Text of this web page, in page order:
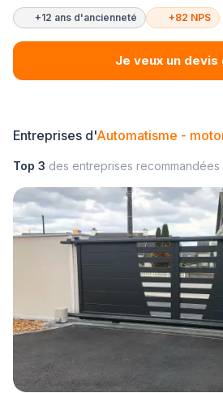
+12 ans d'ancienneté +82 NPS
Je veux un
Entreprises d'Automatisme -
Top 3 des entreprises